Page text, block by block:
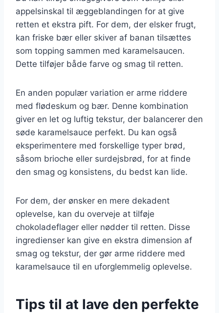
appelsinskal til æggeblandingen for at give
retten et ekstra pift. For dem, der elsker frugt,
kan friske bær eller skiver af banan tilsættes
som topping sammen med karamelsaucen.
Dette tilføjer både farve og smag til retten.
En anden populær variation er arme riddere
med flødeskum og bær. Denne kombination
giver en let og luftig tekstur, der balancerer den
søde karamelsauce perfekt. Du kan også
eksperimentere med forskellige typer brød,
såsom brioche eller surdejsbrød, for at finde
den smag og konsistens, du bedst kan lide.
For dem, der ønsker en mere dekadent
oplevelse, kan du overveje at tilføje
chokoladeflager eller nødder til retten. Disse
ingredienser kan give en ekstra dimension af
smag og tekstur, der gør arme riddere med
karamelsauce til en uforglemmelig oplevelse.
Tips til at lave den perfekte